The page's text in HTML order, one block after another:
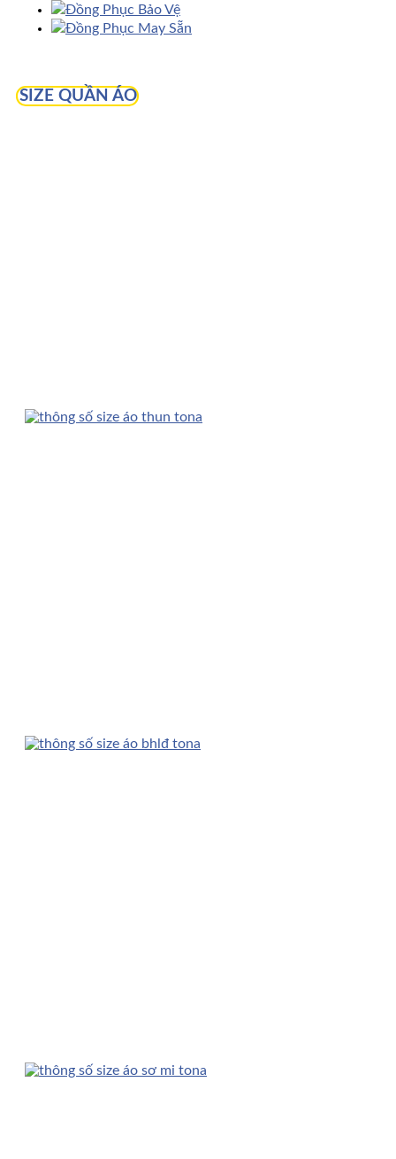
Đồng Phục Bảo Vệ
Đồng Phục May Sẵn
SIZE QUẦN ÁO